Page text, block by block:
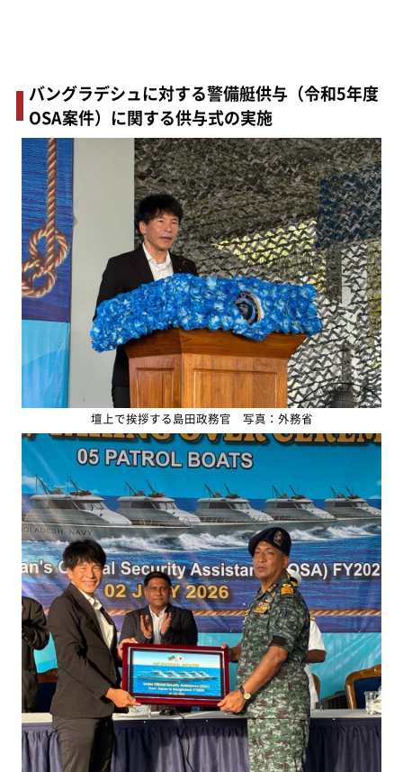
バングラデシュに対する警備艇供与（令和5年度
OSA案件）に関する供与式の実施
壇上で挨拶する島田政務官 写真：外務省